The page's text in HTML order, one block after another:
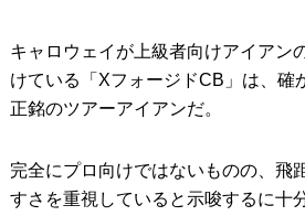
キャロウェイが上級者向けアイアン
けている「XフォージドCB」は、確
正銘のツアーアイアンだ。
完全にプロ向けではないものの、飛
すさを重視していると示唆するに十